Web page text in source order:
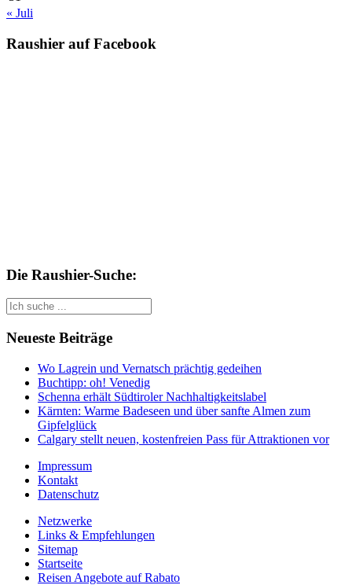
« Juli
Raushier auf Facebook
Die Raushier-Suche:
Suche
nach::
Suche
nach:
Neueste Beiträge
Wo Lagrein und Vernatsch prächtig gedeihen
Buchtipp: oh! Venedig
Schenna erhält Südtiroler Nachhaltigkeitslabel
Kärnten: Warme Badeseen und über sanfte Almen zum
Gipfelglück
Calgary stellt neuen, kostenfreien Pass für Attraktionen vor
Impressum
Kontakt
Datenschutz
Netzwerke
Links & Empfehlungen
Sitemap
Startseite
Reisen Angebote auf Rabato